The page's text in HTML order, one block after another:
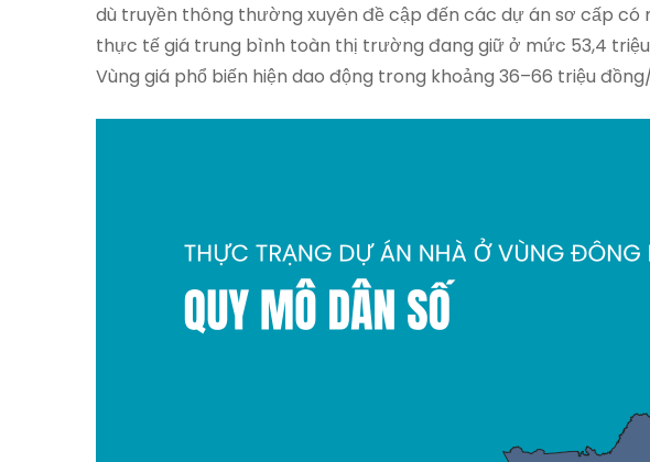
dù truyền thông thường xuyên đề cập đến các dự án sơ cấp có
thực tế giá trung bình toàn thị trường đang giữ ở mức 53,4 triệu
Vùng giá phổ biến hiện dao động trong khoảng 36–66 triệu